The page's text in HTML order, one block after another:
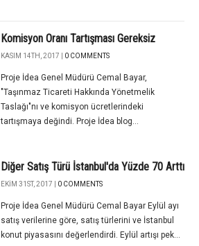
Komisyon Oranı Tartışması Gereksiz
KASIM 14TH, 2017 | 0 COMMENTS
Proje İdea Genel Müdürü Cemal Bayar,
"Taşınmaz Ticareti Hakkında Yönetmelik
Taslağı"nı ve komisyon ücretlerindeki
tartışmaya değindi. Proje İdea blog...
Diğer Satış Türü İstanbul'da Yüzde 70 Arttı
EKIM 31ST, 2017 | 0 COMMENTS
Proje İdea Genel Müdürü Cemal Bayar Eylül ayı
satış verilerine göre, satış türlerini ve İstanbul
konut piyasasını değerlendirdi. Eylül artışı pek...